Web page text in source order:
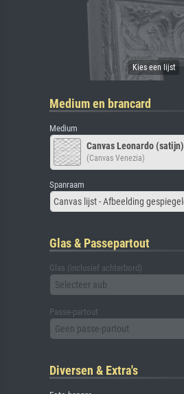
Medium en brancard
Medium
Canvas Leonardo (satijn)
(Canvas Venezia)
Spanraam
Glas & Passepartout
Glas (inclusief achterbord)
Selecteer aub
Passe-partout
Geen passe-partout
Diversen & Extra's